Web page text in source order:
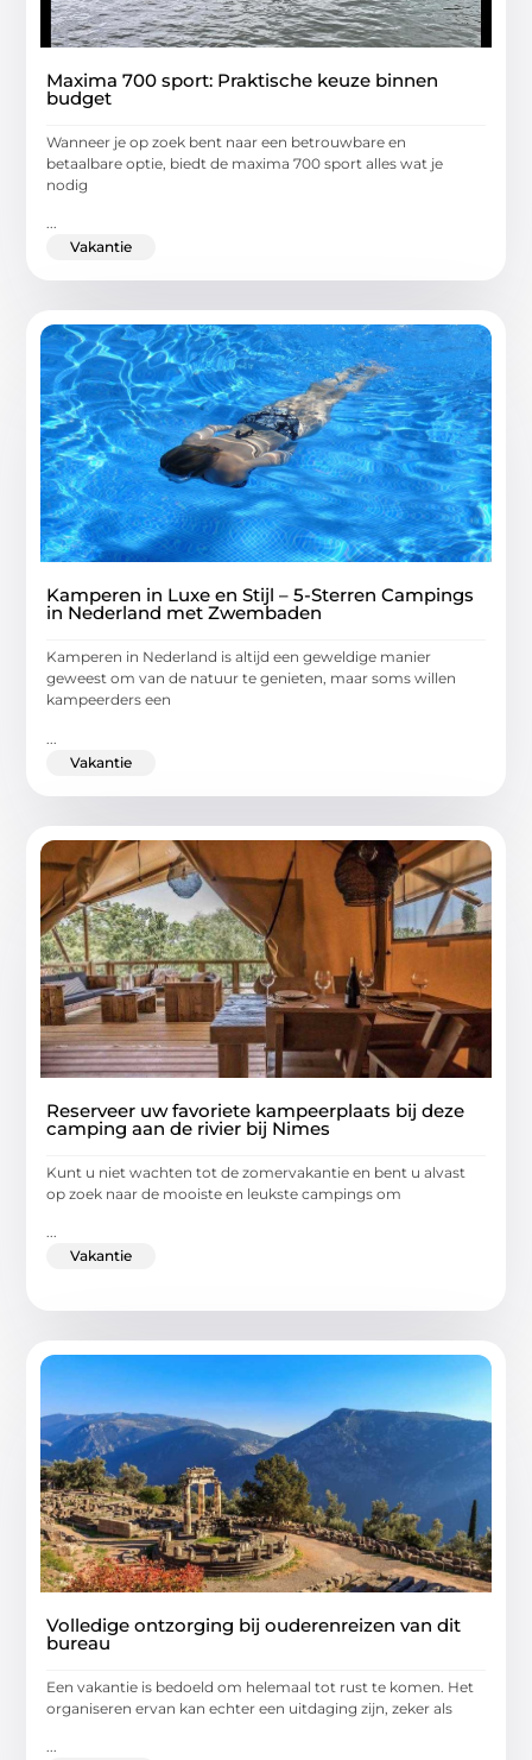
Maxima 700 sport: Praktische keuze binnen
budget
Wanneer je op zoek bent naar een betrouwbare en
betaalbare optie, biedt de maxima 700 sport alles wat je
nodig
...
Vakantie
Kamperen in Luxe en Stijl – 5-Sterren Campings
in Nederland met Zwembaden
Kamperen in Nederland is altijd een geweldige manier
geweest om van de natuur te genieten, maar soms willen
kampeerders een
Vakantie
Reserveer uw favoriete kampeerplaats bij deze
camping aan de rivier bij Nimes
Kunt u niet wachten tot de zomervakantie en bent u alvast
op zoek naar de mooiste en leukste campings om
Vakantie
Volledige ontzorging bij ouderenreizen van dit
bureau
Een vakantie is bedoeld om helemaal tot rust te komen. Het
organiseren ervan kan echter een uitdaging zijn, zeker als
...